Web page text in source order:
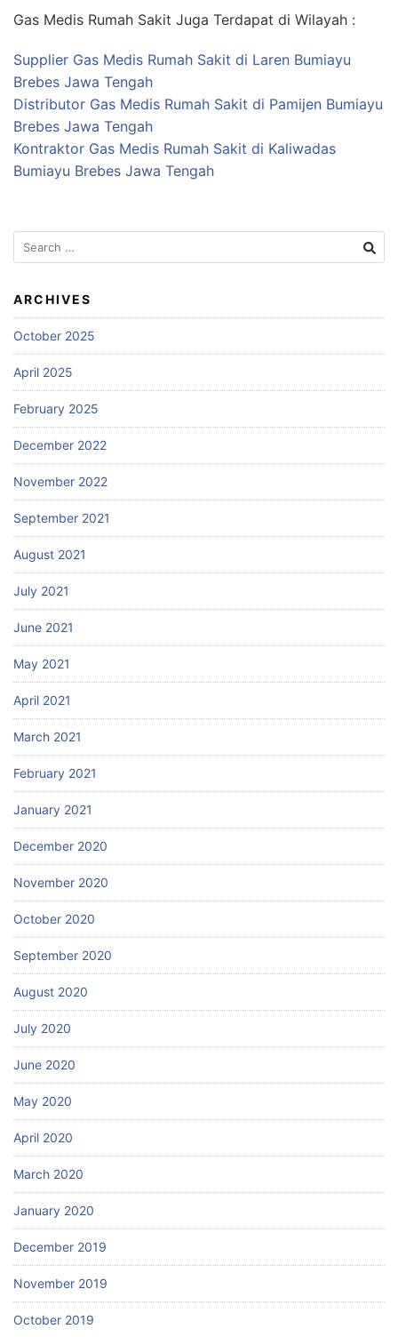
Gas Medis Rumah Sakit Juga Terdapat di Wilayah :
Supplier Gas Medis Rumah Sakit di Laren Bumiayu
Brebes Jawa Tengah
Distributor Gas Medis Rumah Sakit di Pamijen Bumiayu
Brebes Jawa Tengah
Kontraktor Gas Medis Rumah Sakit di Kaliwadas
Bumiayu Brebes Jawa Tengah
Search
for:
ARCHIVES
October 2025
April 2025
February 2025
December 2022
November 2022
September 2021
August 2021
July 2021
June 2021
May 2021
April 2021
March 2021
February 2021
January 2021
December 2020
November 2020
October 2020
September 2020
August 2020
July 2020
June 2020
May 2020
April 2020
March 2020
January 2020
December 2019
November 2019
October 2019